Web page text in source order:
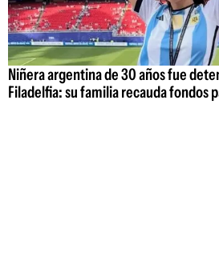
Niñera argentina de 30 años fue
Filadelfia: su familia recauda fondos